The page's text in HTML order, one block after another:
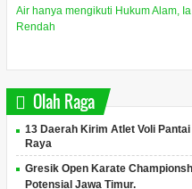
Air hanya mengikuti Hukum Alam,
Rendah
Olah Raga
13 Daerah Kirim Atlet Voli
Raya
Gresik Open Karate
Potensial Jawa Timur.